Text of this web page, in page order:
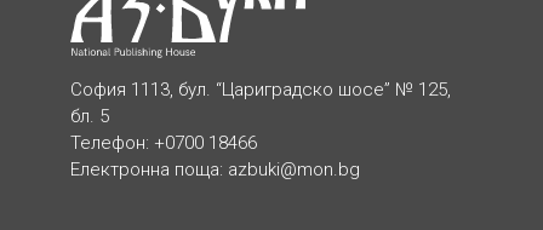
София 1113, бул. “Цариградско шосе” № 125,
бл. 5
Телефон: +0700 18466
Електронна поща: azbuki@mon.bg